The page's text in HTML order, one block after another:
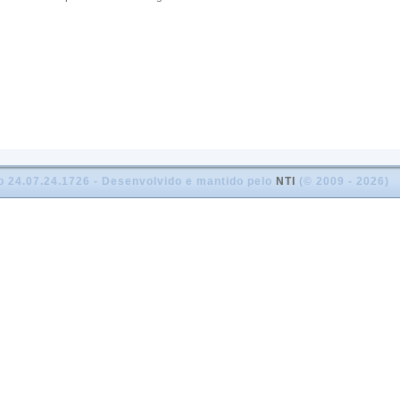
24.07.24.1726 - Desenvolvido e mantido pelo NTI (© 2009 - 2026)